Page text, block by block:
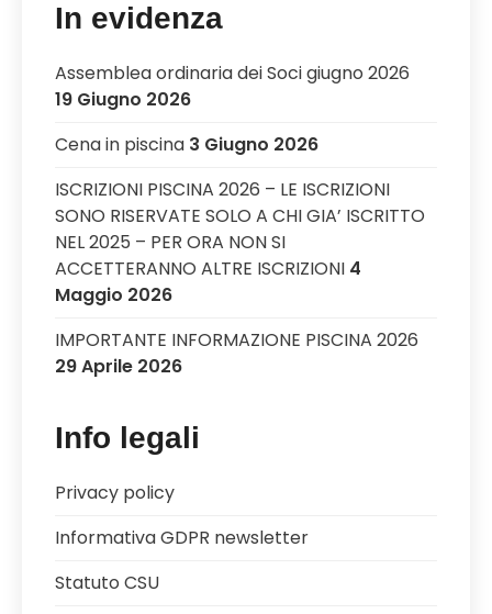
In evidenza
Assemblea ordinaria dei Soci giugno 2026
19 Giugno 2026
Cena in piscina 3 Giugno 2026
ISCRIZIONI PISCINA 2026 – LE ISCRIZIONI
SONO RISERVATE SOLO A CHI GIA’ ISCRITTO
NEL 2025 – PER ORA NON SI
ACCETTERANNO ALTRE ISCRIZIONI 4
Maggio 2026
IMPORTANTE INFORMAZIONE PISCINA 2026
29 Aprile 2026
Info legali
Privacy policy
Informativa GDPR newsletter
Statuto CSU